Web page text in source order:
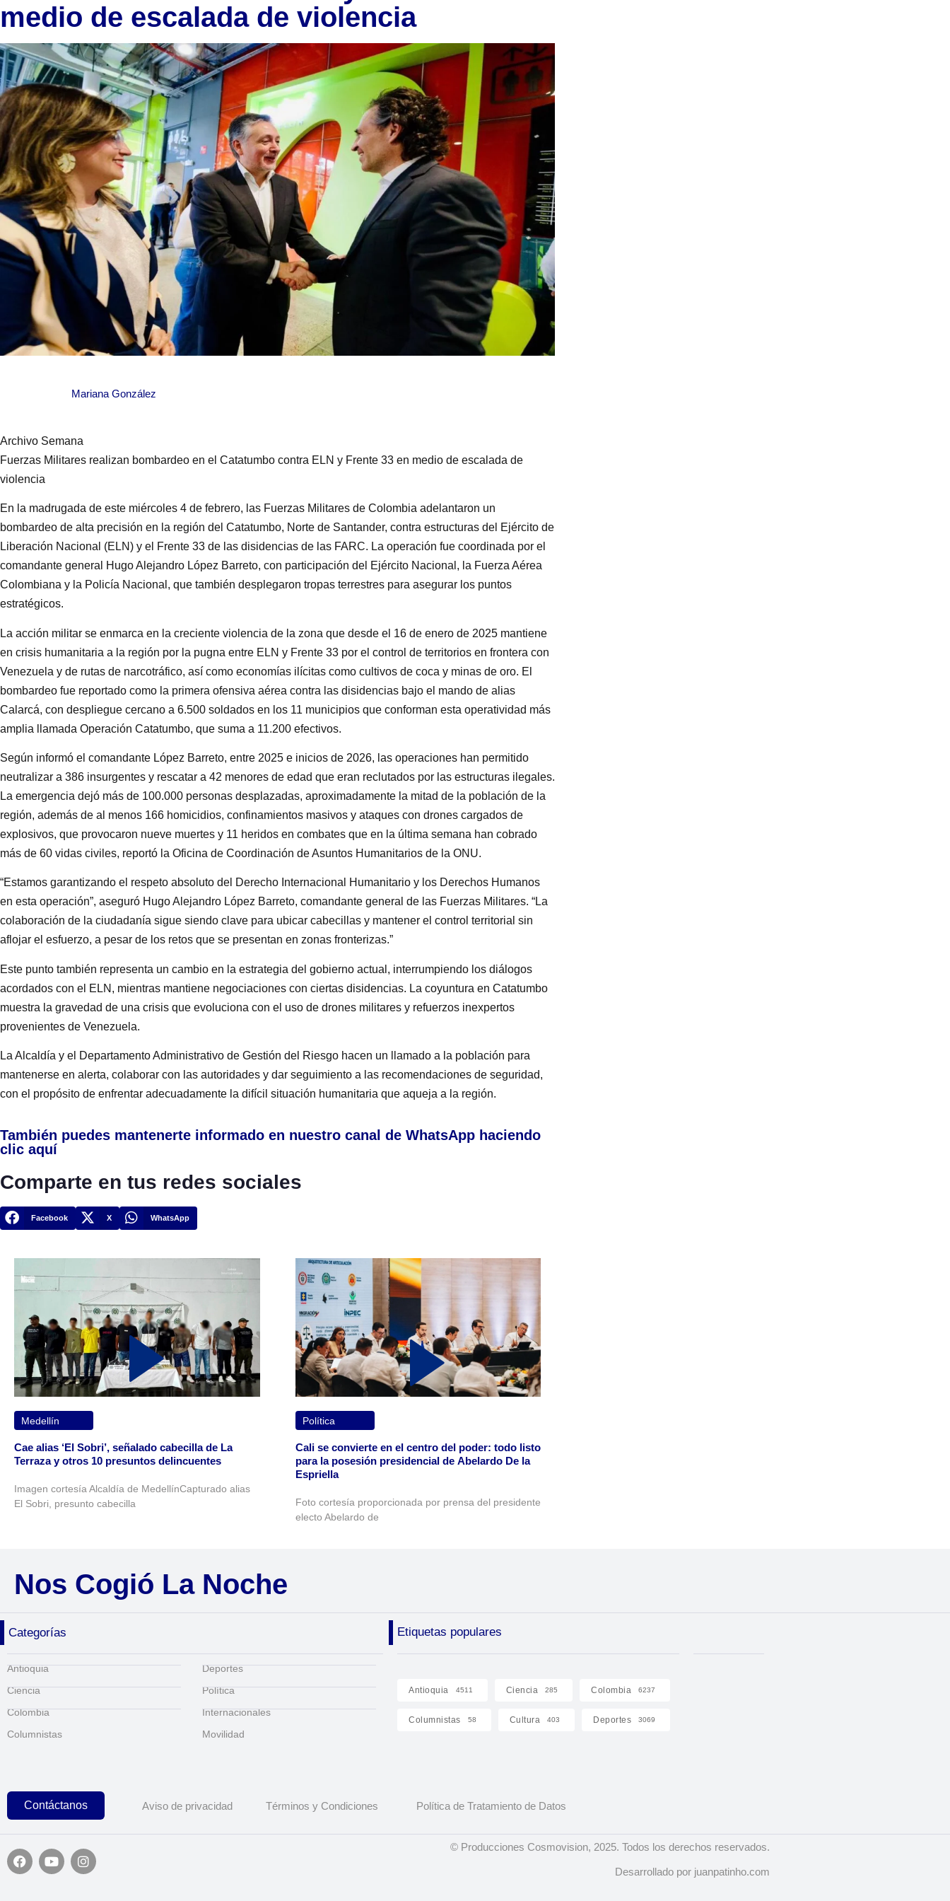
medio de escalada de violencia
Mariana González
Archivo Semana
Fuerzas Militares realizan bombardeo en el Catatumbo contra ELN y Frente 33 en medio de escalada de
violencia
En la madrugada de este miércoles 4 de febrero, las Fuerzas Militares de Colombia adelantaron un
bombardeo de alta precisión en la región del Catatumbo, Norte de Santander, contra estructuras del Ejército de
Liberación Nacional (ELN) y el Frente 33 de las disidencias de las FARC. La operación fue coordinada por el
comandante general Hugo Alejandro López Barreto, con participación del Ejército Nacional, la Fuerza Aérea
Colombiana y la Policía Nacional, que también desplegaron tropas terrestres para asegurar los puntos
estratégicos.
La acción militar se enmarca en la creciente violencia de la zona que desde el 16 de enero de 2025 mantiene
en crisis humanitaria a la región por la pugna entre ELN y Frente 33 por el control de territorios en frontera con
Venezuela y de rutas de narcotráfico, así como economías ilícitas como cultivos de coca y minas de oro. El
bombardeo fue reportado como la primera ofensiva aérea contra las disidencias bajo el mando de alias
Calarcá, con despliegue cercano a 6.500 soldados en los 11 municipios que conforman esta operatividad más
amplia llamada Operación Catatumbo, que suma a 11.200 efectivos.
Según informó el comandante López Barreto, entre 2025 e inicios de 2026, las operaciones han permitido
neutralizar a 386 insurgentes y rescatar a 42 menores de edad que eran reclutados por las estructuras ilegales.
La emergencia dejó más de 100.000 personas desplazadas, aproximadamente la mitad de la población de la
región, además de al menos 166 homicidios, confinamientos masivos y ataques con drones cargados de
explosivos, que provocaron nueve muertes y 11 heridos en combates que en la última semana han cobrado
más de 60 vidas civiles, reportó la Oficina de Coordinación de Asuntos Humanitarios de la ONU.
“Estamos garantizando el respeto absoluto del Derecho Internacional Humanitario y los Derechos Humanos
en esta operación”, aseguró Hugo Alejandro López Barreto, comandante general de las Fuerzas Militares. “La
colaboración de la ciudadanía sigue siendo clave para ubicar cabecillas y mantener el control territorial sin
aflojar el esfuerzo, a pesar de los retos que se presentan en zonas fronterizas.”
Este punto también representa un cambio en la estrategia del gobierno actual, interrumpiendo los diálogos
acordados con el ELN, mientras mantiene negociaciones con ciertas disidencias. La coyuntura en Catatumbo
muestra la gravedad de una crisis que evoluciona con el uso de drones militares y refuerzos inexpertos
provenientes de Venezuela.
La Alcaldía y el Departamento Administrativo de Gestión del Riesgo hacen un llamado a la población para
mantenerse en alerta, colaborar con las autoridades y dar seguimiento a las recomendaciones de seguridad,
con el propósito de enfrentar adecuadamente la difícil situación humanitaria que aqueja a la región.
También puedes mantenerte informado en nuestro canal de WhatsApp haciendo
clic aquí
Comparte en tus redes sociales
Facebook X WhatsApp
Medellín
Cae alias ‘El Sobri’, señalado cabecilla de La
Terraza y otros 10 presuntos delincuentes
Imagen cortesía Alcaldía de MedellínCapturado alias
El Sobri, presunto cabecilla
Política
Cali se convierte en el centro del poder: todo listo
para la posesión presidencial de Abelardo De la
Espriella
Foto cortesía proporcionada por prensa del presidente
electo Abelardo de
Nos Cogió La Noche
Categorías Etiquetas populares
Antioquia
Ciencia
Colombia
Columnistas
Deportes
Política
Internacionales
Movilidad
Antioquia 4511 Ciencia 285 Colombia 6237
Columnistas 58 Cultura 403 Deportes 3069
Contáctanos Aviso de privacidad Términos y Condiciones Política de Tratamiento de Datos
© Producciones Cosmovision, 2025. Todos los derechos reservados.
Desarrollado por juanpatinho.com